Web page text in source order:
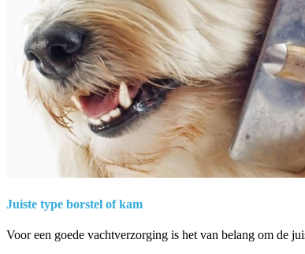
Juiste type borstel of kam
Voor een goede vachtverzorging is het van belang om de